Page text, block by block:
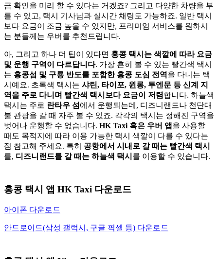
금 확인을 미리 할 수 있다는 거겠죠? 그리고 다양한 차량을 부
를 수 있고, 택시 기사님과 실시간 채팅도 가능하죠. 일반 택시
보다 요금이 조금 높을 수 있지만, 프리미엄 서비스를 원하시
는 분들께는 우버를 추천드립니다.
아, 그리고 하나 더 팁이 있다면 홍콩 택시는 색깔에 따라 요금
및 운행 구역이 다르답니다. 가장 흔히 볼 수 있는 빨간색 택시
는 홍콩섬 및 구룡 반도를 포함한 홍콩 도심 전역을 다니는 택
시예요. 초록색 택시는 샤틴, 타이포, 윈롱, 투엔문 등 신계 지
역을 주로 다니며 빨간색 택시보다 요금이 저렴합니다. 하늘색
택시는 주로 란타우 섬 에서 운행되는데, 디즈니랜드나 천단대
불 관광을 갈 때 자주 볼 수 있죠. 각각의 택시는 정해진 구역을
벗어나 운행할 수 없습니다. HK Taxi 혹은 우버 앱 을 사용할
때도 목적지에 따라 이용 가능한 택시 색깔이 다를 수 있다는
점 참고해 주세요. 특히 공항에서 시내로 갈 때는 빨간색 택시
를, 디즈니랜드를 갈 때는 하늘색 택시 를 이용할 수 있습니다.
홍콩 택시 앱 HK Taxi 다운로드
아이폰 다운로드
안드로이드(삼성 갤럭시, 구글 픽셀 등) 다운로드